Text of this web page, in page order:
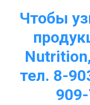
Чтобы
тел. 8-